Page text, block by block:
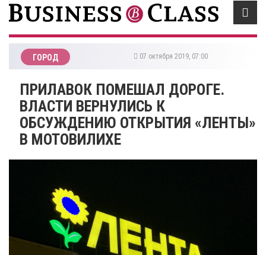
ГОРОД 07 октября 2019, 07:00
ПРИЛАВОК ПОМЕШАЛ ДОРОГЕ.
ВЛАСТИ ВЕРНУЛИСЬ К
ОБСУЖДЕНИЮ ОТКРЫТИЯ «ЛЕНТЫ»
В МОТОВИЛИХЕ